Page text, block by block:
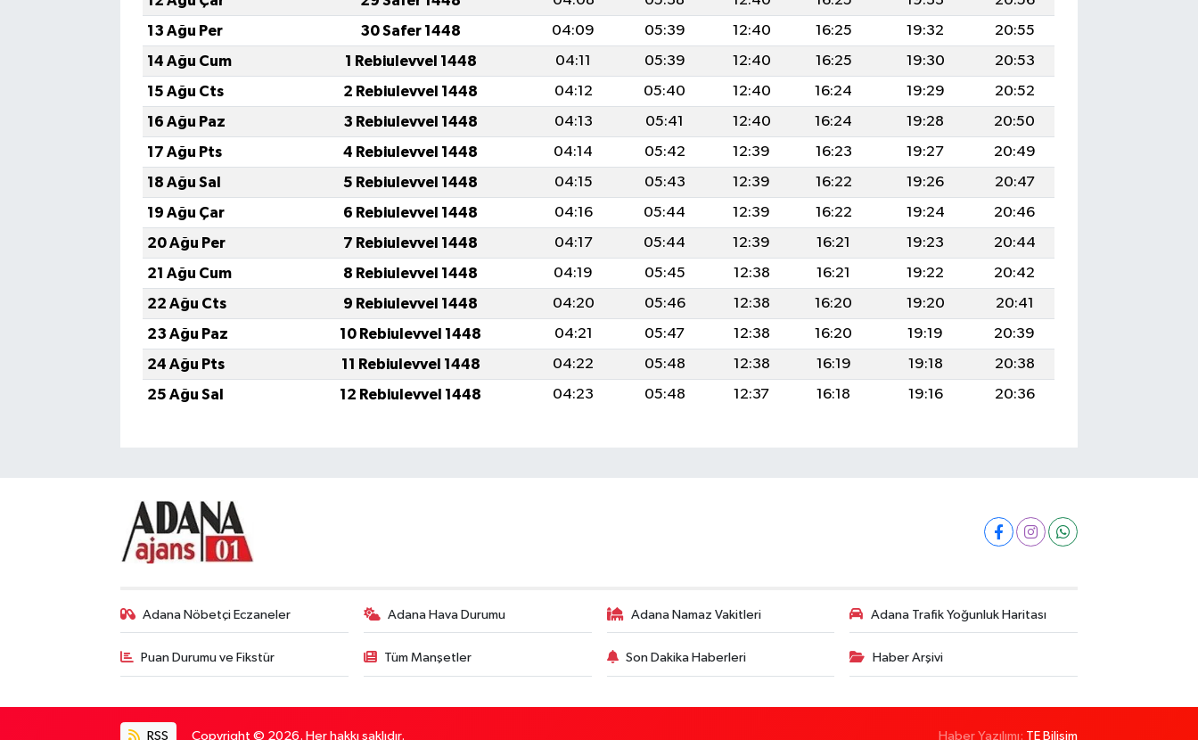
13 Ağu Per
30 Safer 1448 04:09 05:39 12:40 16:25 19:32
20:55
14 Ağu Cum
1 Rebiulevvel 1448 04:11 05:39 12:40 16:25 19:30
20:53
15 Ağu Cts
2 Rebiulevvel 1448 04:12 05:40 12:40 16:24 19:29
20:52
16 Ağu Paz
3 Rebiulevvel 1448 04:13 05:41 12:40 16:24 19:28
20:50
17 Ağu Pts
4 Rebiulevvel 1448 04:14 05:42 12:39 16:23 19:27
20:49
18 Ağu Sal
5 Rebiulevvel 1448 04:15 05:43 12:39 16:22 19:26
20:47
19 Ağu Çar
6 Rebiulevvel 1448 04:16 05:44 12:39 16:22 19:24
20:46
20 Ağu Per
7 Rebiulevvel 1448 04:17 05:44 12:39 16:21 19:23
20:44
21 Ağu Cum
8 Rebiulevvel 1448 04:19 05:45 12:38 16:21 19:22
20:42
22 Ağu Cts
9 Rebiulevvel 1448 04:20 05:46 12:38 16:20 19:20
20:41
23 Ağu Paz
10 Rebiulevvel 1448 04:21 05:47 12:38 16:20 19:19
20:39
24 Ağu Pts
11 Rebiulevvel 1448 04:22 05:48 12:38 16:19 19:18
20:38
25 Ağu Sal
12 Rebiulevvel 1448 04:23 05:48 12:37 16:18 19:16 20:36
Adana Nöbetçi Eczaneler Adana Hava Durumu Adana Namaz Vakitleri Adana Trafik Yoğunluk Haritası
Puan Durumu ve Fikstür Tüm Manşetler Son Dakika Haberleri Haber Arşivi
RSS Copyright © 2026. Her hakkı saklıdır. Haber Yazılımı: TE Bilişim